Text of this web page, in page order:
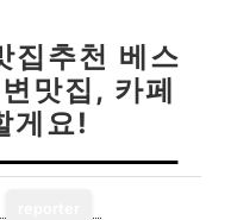
집추천 베스
맛집, 카페
게요!